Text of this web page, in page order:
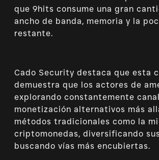
que 9hits consume una gran
ancho de banda, memoria y la
restante.
Cado Security destaca que esta
demuestra que los actores de
explorando constantemente
monetización alternativos más
métodos tradicionales como la
criptomonedas, diversificando
buscando vías más encubiertas.